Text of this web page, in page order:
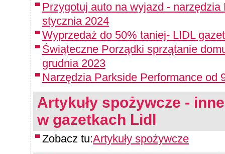
Przygotuj auto na wyjazd -
stycznia 2024
Wyprzedaż do 50% taniej- LIDL
Świąteczne Porządki sprzątanie
grudnia 2023
Narzędzia Parkside Performance od
Artykuły spożywcze -
w gazetkach Lidl
Zobacz tu:Artykuły spożywcze